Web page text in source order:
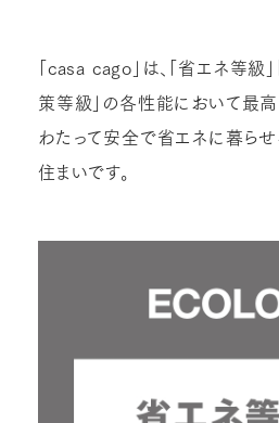
「casa cago」は、「省エネ等級
策等級」の各性能において最
わたって安全で省エネに暮ら
住まいです。